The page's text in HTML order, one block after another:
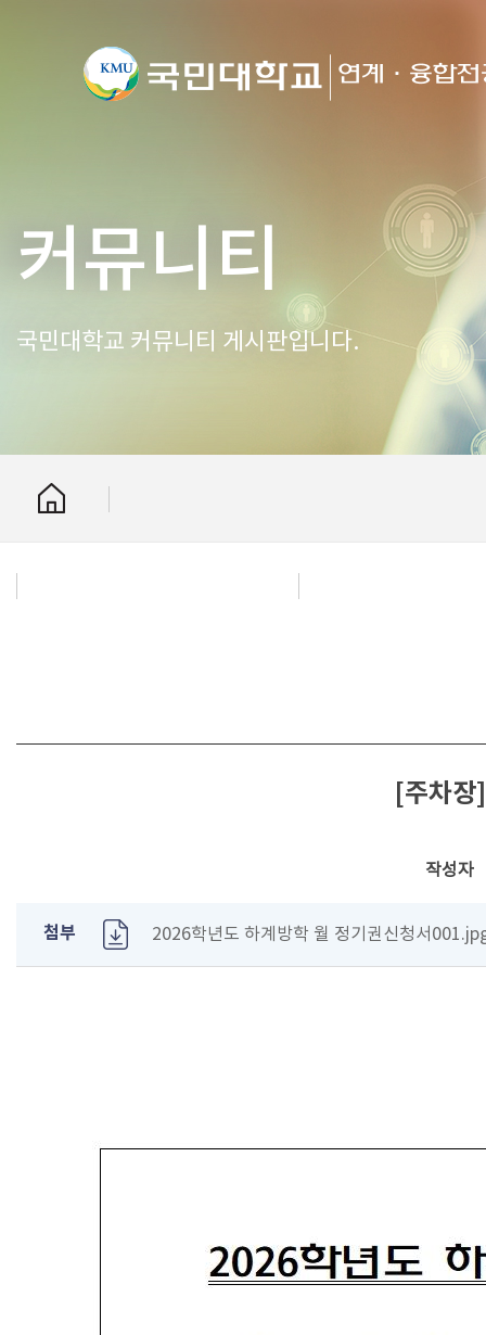
커뮤니티
국민대학교 커뮤니티 게시판입니다.
[주차장
작성자
첨부 2026학년도 하계방학 월 정기권신청서